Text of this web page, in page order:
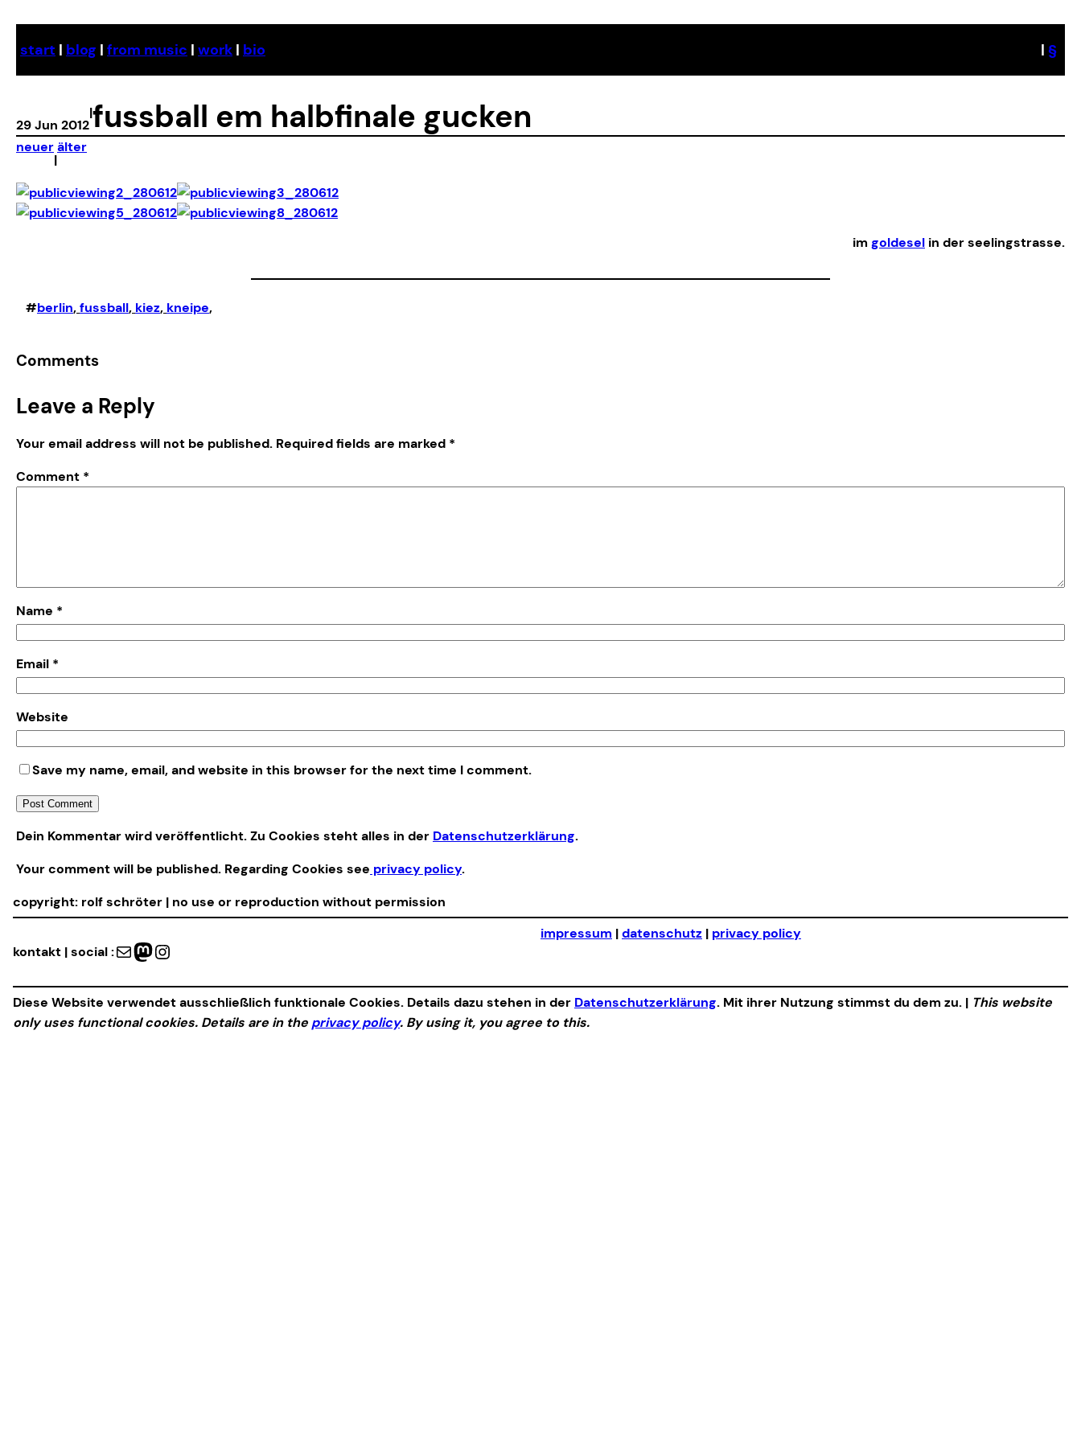
content
start | blog | from music | work | bio | §
29 Jun 2012
|fussball em halbfinale gucken
neuer
|
älter
im goldesel in der seelingstrasse.
#berlin, fussball, kiez, kneipe,
Comments
Leave a Reply
Your email address will not be published. Required fields are marked *
Comment *
Name *
Email *
Website
Save my name, email, and website in this browser for the next time I comment.
Alternative:
Dein Kommentar wird veröffentlicht. Zu Cookies steht alles in der Datenschutzerklärung.
Your comment will be published. Regarding Cookies see privacy policy.
copyright: rolf schröter | no use or reproduction without permission
kontakt | social :Mail Mastodon Instagram
impressum |datenschutz | privacy policy
Diese Website verwendet ausschließlich funktionale Cookies. Details dazu stehen in der Datenschutzerklärung. Mit ihrer Nutzung stimmst du dem zu. | This website
only uses functional cookies. Details are in the privacy policy. By using it, you agree to this.